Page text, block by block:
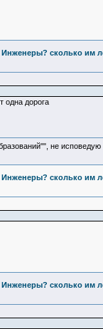
сколько им
одна дорога
не
сколько им
сколько им